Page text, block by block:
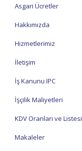
Asgari Ücretler
Hakkımızda
Hizmetlerimiz
İletişim
İş Kanunu IPC
İşçilik Maliyetleri
KDV Oranları ve Listesi
Makaleler